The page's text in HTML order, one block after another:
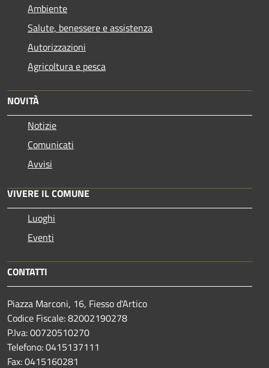
Ambiente
Salute, benessere e assistenza
Autorizzazioni
Agricoltura e pesca
NOVITÀ
Notizie
Comunicati
Avvisi
VIVERE IL COMUNE
Luoghi
Eventi
CONTATTI
Piazza Marconi, 16, Fiesso d'Artico
Codice Fiscale: 82002190278
P.Iva: 00720510270
Telefono:0415137111
Fax:0415160281